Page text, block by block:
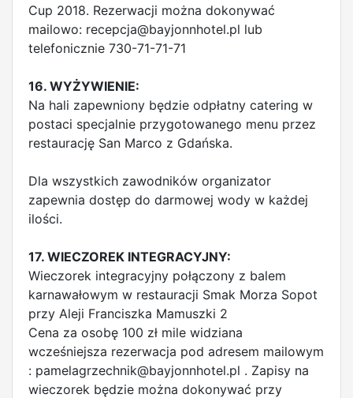
Cup 2018. Rezerwacji można dokonywać
mailowo: recepcja@bayjonnhotel.pl lub
telefonicznie 730-71-71-71
16. WYŻYWIENIE:
Na hali zapewniony będzie odpłatny catering w
postaci specjalnie przygotowanego menu przez
restaurację San Marco z Gdańska.
Dla wszystkich zawodników organizator
zapewnia dostęp do darmowej wody w każdej
ilości.
17. WIECZOREK INTEGRACYJNY:
Wieczorek integracyjny połączony z balem
karnawałowym w restauracji Smak Morza Sopot
przy Aleji Franciszka Mamuszki 2
Cena za osobę 100 zł mile widziana
wcześniejsza rezerwacja pod adresem mailowym
: pamelagrzechnik@bayjonnhotel.pl . Zapisy na
wieczorek będzie można dokonywać przy